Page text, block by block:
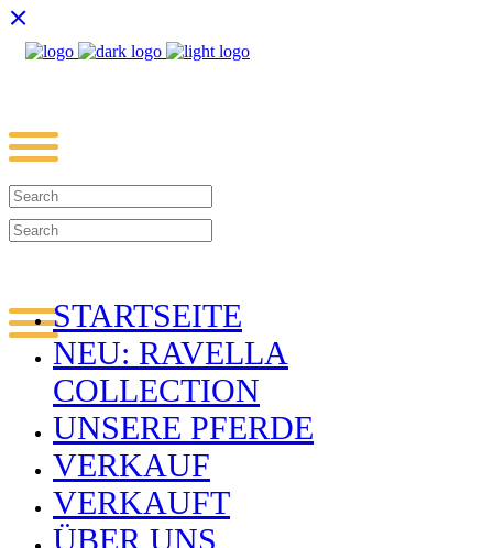
STARTSEITE
NEU: RAVELLA
COLLECTION
UNSERE PFERDE
VERKAUF
VERKAUFT
ÜBER UNS